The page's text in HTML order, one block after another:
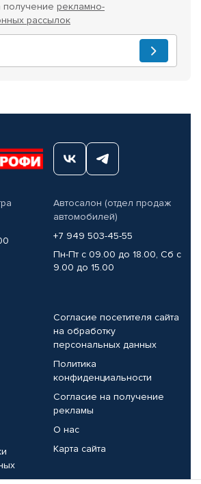
получение рекламно-
рассылок
Автосалон (отдел продаж
автомобилей)
+7 949 503-45-55
Пн-Пт с 09.00 до 18.00, Сб с
9.00 до 15.00
Согласие посетителя сайта
на обработку
персональных данных
Политика
конфиденциальности
Согласие на получение
рекламы
О нас
Карта сайта